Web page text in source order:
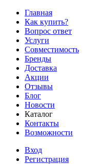
Главная
Как купить?
Вопрос ответ
Услуги
Совместимость
Бренды
Доставка
Акции
Отзывы
Блог
Новости
Каталог
Контакты
Возможности
Вход
Регистрация